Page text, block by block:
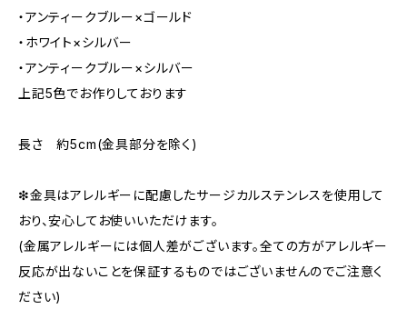
・アンティークブルー×ゴールド
・ホワイト×シルバー
・アンティークブルー×シルバー
上記5色でお作りしております
長さ 約5cm(金具部分を除く)
❇︎金具はアレルギーに配慮したサージカルステンレスを使用して
おり、安心してお使いいただけます。
(金属アレルギーには個人差がございます。全ての方がアレルギー
反応が出ないことを保証するものではございませんのでご注意く
ださい)